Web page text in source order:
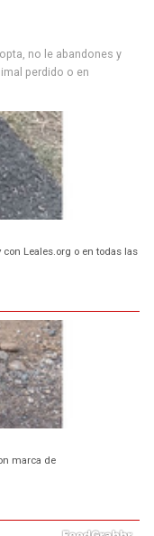
no le abandones y
perdido o en
Leales.org o en todas las
marca de